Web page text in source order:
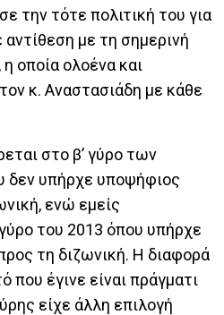
την τότε πολιτική του για
με τη σημερινή
οποία ολοένα και
κ. Αναστασιάδη με κάθε
στο β’ γύρο των
δεν υπήρχε υποψήφιος
ενώ εμείς
του 2013 όπου υπήρχε
τη διζωνική. Η διαφορά
που έγινε είναι πράγματι
είχε άλλη επιλογή